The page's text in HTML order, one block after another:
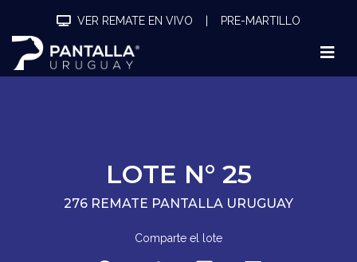
VER REMATE EN VIVO PRE-MARTILLO
LOTE N° 25
276 REMATE PANTALLA URUGUAY
Comparte el lote